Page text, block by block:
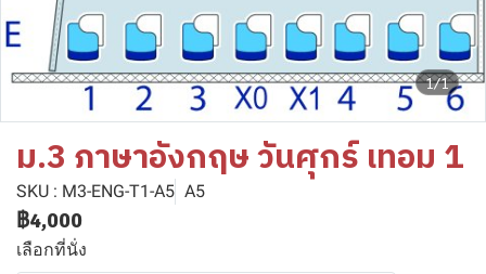
1/1
ม.3 ภาษาอังกฤษ วันศุกร์ เทอม 1
SKU : M3-ENG-T1-A5 A5
฿4,000
เลือกที่นั่ง